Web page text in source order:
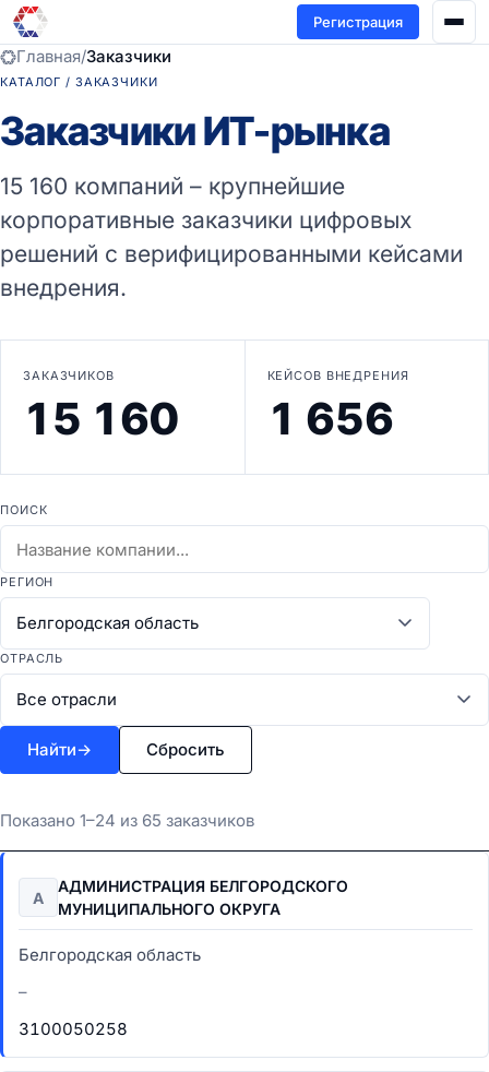
Регистрация
Главная/Заказчики
КАТАЛОГ / ЗАКАЗЧИКИ
Заказчики ИТ-рынка
15 160 компаний – крупнейшие
корпоративные заказчики цифровых
решений с верифицированными кейсами
внедрения.
ЗАКАЗЧИКОВ
15 160
КЕЙСОВ ВНЕДРЕНИЯ
1 656
ПОИСК
РЕГИОН
ОТРАСЛЬ
Найти→ Сбросить
Показано 1–24 из 65 заказчиков
А
АДМИНИСТРАЦИЯ БЕЛГОРОДСКОГО
МУНИЦИПАЛЬНОГО ОКРУГА
Белгородская область
–
3100050258